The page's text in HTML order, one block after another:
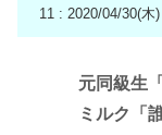
11 : 2020/04/30(木
元同級生
ミルク「